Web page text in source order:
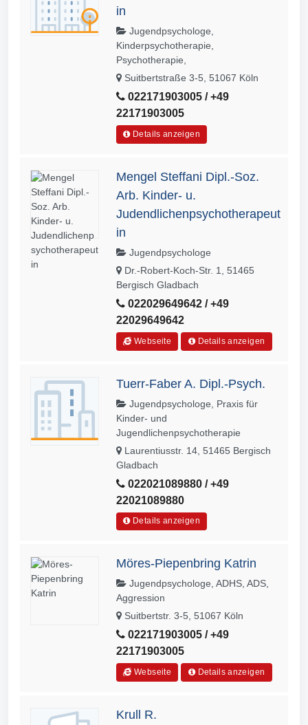
in
Jugendpsychologe,
Kinderpsychotherapie,
Psychotherapie,
Suitbertstraße 3-5, 51067 Köln
022171903005 / +49
22171903005
Details anzeigen
Mengel Steffani Dipl.-Soz.
Arb. Kinder- u.
Judendlichenpsychotherapeut
in
Jugendpsychologe
Dr.-Robert-Koch-Str. 1, 51465
Bergisch Gladbach
022029649642 / +49
22029649642
Webseite Details anzeigen
Tuerr-Faber A. Dipl.-Psych.
Jugendpsychologe, Praxis für
Kinder- und
Jugendlichenpsychotherapie
Laurentiusstr. 14, 51465 Bergisch
Gladbach
022021089880 / +49
22021089880
Details anzeigen
Möres-Piepenbring Katrin
Jugendpsychologe, ADHS, ADS,
Aggression
Suitbertstr. 3-5, 51067 Köln
022171903005 / +49
22171903005
Webseite Details anzeigen
Krull R.